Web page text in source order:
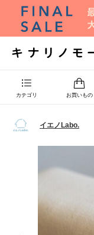
カテゴリ お買いもの
イエノLabo.